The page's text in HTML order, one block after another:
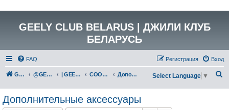
GEELY CLUB BELARUS | ДЖИЛИ КЛУБ
БЕЛАРУСЬ
FAQ Вход
Регистрация
GEELY Club Belarus @GEELYCLUBBY | GEELY КАТАЛОГ COOLRAY (SX11A3) Дополнительные аксессуары Select Language ▼
Дополнительные аксессуары